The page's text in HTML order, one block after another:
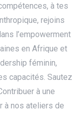
à tes
rejoins
l’empowerment
en Afrique et
féminin,
capacités. Sautez
à une
à nos ateliers de